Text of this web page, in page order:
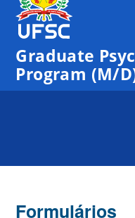
Graduate
Program (M/
Formulários